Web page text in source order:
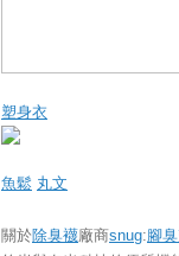
塑身衣
魚鬆 丸文
關於除臭襪廠商snug:腳